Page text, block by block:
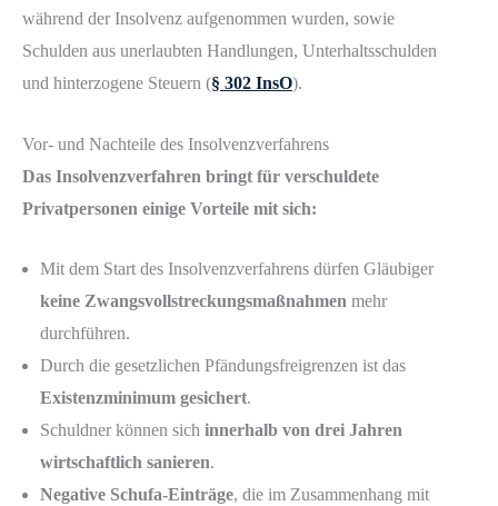
während der Insolvenz aufgenommen wurden, sowie
Schulden aus unerlaubten Handlungen, Unterhaltsschulden
und hinterzogene Steuern (§ 302 InsO).
Vor- und Nachteile des Insolvenzverfahrens
Das Insolvenzverfahren bringt für verschuldete
Privatpersonen einige Vorteile mit sich:
Mit dem Start des Insolvenzverfahrens dürfen Gläubiger
keine Zwangsvollstreckungsmaßnahmen mehr
durchführen.
Durch die gesetzlichen Pfändungsfreigrenzen ist das
Existenzminimum gesichert.
Schuldner können sich innerhalb von drei Jahren
wirtschaftlich sanieren.
Negative Schufa-Einträge, die im Zusammenhang mit